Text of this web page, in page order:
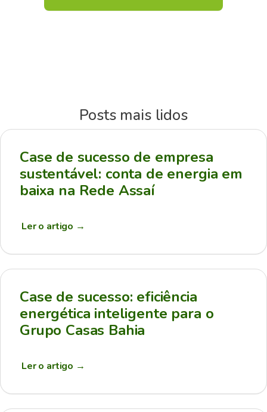
Posts mais lidos
Case de sucesso de empresa
sustentável: conta de energia em
baixa na Rede Assaí
Ler o artigo →
Case de sucesso: eficiência
energética inteligente para o
Grupo Casas Bahia
Ler o artigo →